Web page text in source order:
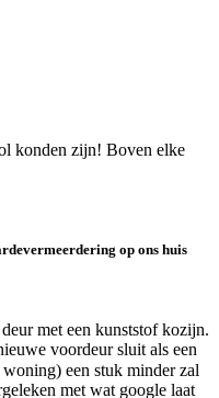
konden zijn! Boven elke
op ons huis
met een kunststof kozijn.
voordeur sluit als een
een stuk minder zal
met wat google laat